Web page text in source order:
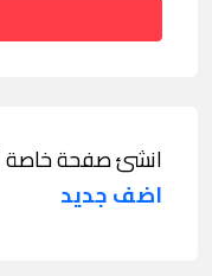
انشئ صفحة خاصة
اضف جديد